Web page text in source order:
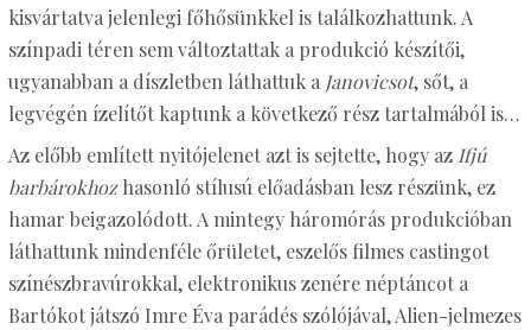
kisvártatva jelenlegi főhősünkkel is találkozhattunk. A
színpadi téren sem változtattak a produkció készítői,
ugyanabban a díszletben láthattuk a Janovicsot, sőt, a
legvégén ízelítőt kaptunk a következő rész tartalmából is…
Az előbb említett nyitójelenet azt is sejtette, hogy az Ifjú
barbárokhozhasonló stílusú előadásban lesz részünk, ez
hamar beigazolódott. A mintegy háromórás produkcióban
láthattunk mindenféle őrületet, eszelős filmes castingot
színészbravúrokkal, elektronikus zenére néptáncot a
Bartókot játszó Imre Éva parádés szólójával, Alien-jelmezes